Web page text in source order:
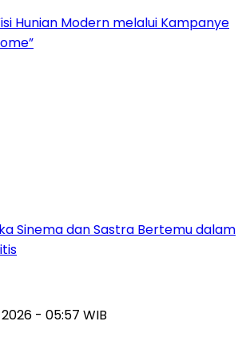
Hunian Modern melalui Kampanye
Sinema dan Sastra Bertemu dalam
- 05:57 WIB